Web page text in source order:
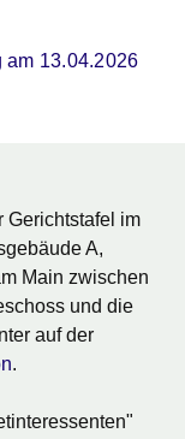
13.04.2026
Gerichtstafel im
A,
Main zwischen
und die
auf der
neuen Fenster
.